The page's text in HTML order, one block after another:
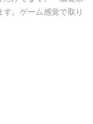
。ゲーム感覚で取り